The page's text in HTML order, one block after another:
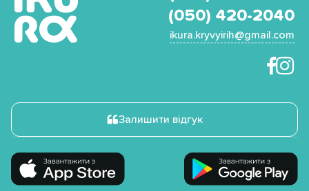
(050) 420-2040
ikura.kryvyirih@gmail.com
Залишити відгук